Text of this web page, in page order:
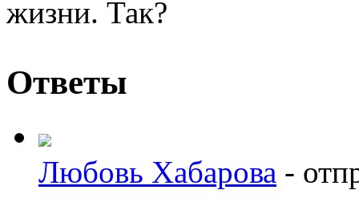
жизни. Так?
Ответы
Любовь Хабарова -